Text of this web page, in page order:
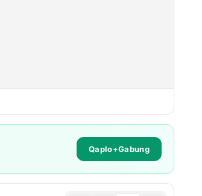
Qaplo+Gabung